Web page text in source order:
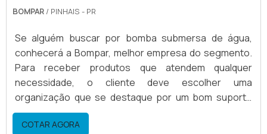
BOMPAR / PINHAIS - PR
Se alguém buscar por bomba submersa de água,
conhecerá a Bompar, melhor empresa do segmento.
Para receber produtos que atendem qualquer
necessidade, o cliente deve escolher uma
organização que se destaque por um bom suporte
pré-venda e tenha ampla experiência no
ramo.ALGUNS DETALHES SOBRE BOMBA SUBMERSA
COTAR AGORA